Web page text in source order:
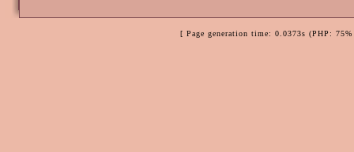
[ Page generation time: 0.0373s (PHP: